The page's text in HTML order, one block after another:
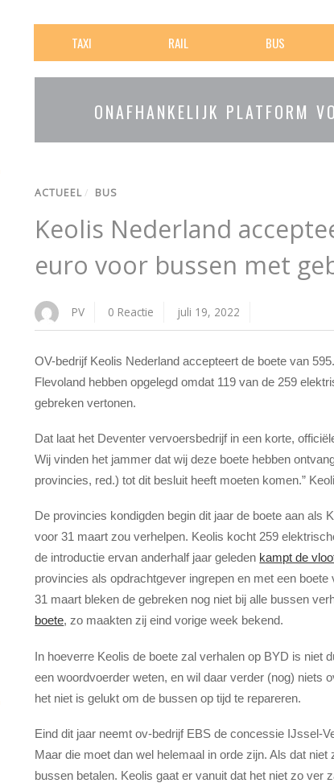
TAXI RAIL BUS
ONAFHANKELIJK PLATFORM
ACTUEEL/ BUS
Keolis Nederland
euro voor bussen met
PV 0 Reactie juli 19, 2022
OV-bedrijf Keolis Nederland accepteert de boete van
Flevoland hebben opgelegd omdat 119 van de 259
gebreken vertonen.
Dat laat het Deventer vervoersbedrijf in een korte,
Wij vinden het jammer dat wij deze boete hebben
provincies, red.) tot dit besluit heeft moeten komen.”
De provincies kondigden begin dit jaar de boete aan als
voor 31 maart zou verhelpen. Keolis kocht 259
de introductie ervan anderhalf jaar geleden kampt de
provincies als opdrachtgever ingrepen en met een
31 maart bleken de gebreken nog niet bij alle bussen
boete, zo maakten zij eind vorige week bekend.
In hoeverre Keolis de boete zal verhalen op BYD is niet
een woordvoerder weten, en wil daar verder (nog) niets
het niet is gelukt om de bussen op tijd te repareren.
Eind dit jaar neemt ov-bedrijf EBS de concessie IJssel-
Maar die moet dan wel helemaal in orde zijn. Als dat
bussen betalen. Keolis gaat er vanuit dat het niet zo ver